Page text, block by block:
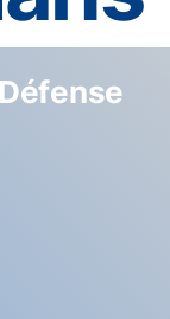
Défense